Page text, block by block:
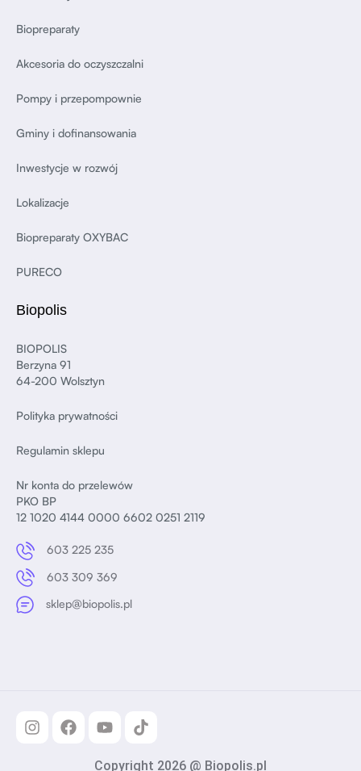
Biopreparaty
Akcesoria do oczyszczalni
Pompy i przepompownie
Gminy i dofinansowania
Inwestycje w rozwój
Lokalizacje
Biopreparaty OXYBAC
PURECO
Biopolis
BIOPOLIS
Berzyna 91
64-200 Wolsztyn
Polityka prywatności
Regulamin sklepu
Nr konta do przelewów
PKO BP
12 1020 4144 0000 6602 0251 2119
603 225 235
603 309 369
sklep@biopolis.pl
Copyright 2026 @ Biopolis.pl